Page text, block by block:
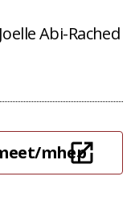
Abi-Rached
mhep